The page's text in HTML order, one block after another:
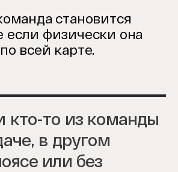
становится
если физически она
всей карте.
кто-то из команды
в другом
или без